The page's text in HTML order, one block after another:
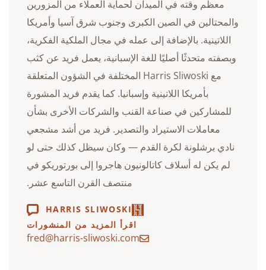
معظم وقته في الميدان لحماية العملاء من المزورين
والمحتالين في الصين الكبرى وجنوب شرق آسيا وأمريكا
اللاتينية. بالإضافة إلى عمله في مجال الملكية الفكرية،
وبصفته متحدثًا أصليًا للغة الإسبانية، يعمل فريد عن كثب
مع Harris Sliwoski المختلفة في الشؤون المتعلقة
بأمريكا اللاتينية وإسبانيا. كما يقدم فريد المشورة
للمشاركين في صناعة القنب والشركات الأخرى بشأن
معاملات الاستيراد والتصدير. فريد من أشد مشجعي
نادي برشلونة لكرة القدم — وكان سيظل كذلك حتى لو
لم يكن له أسلاف كاتالونيون هاجروا إلى بورتوريكو في
منتصف القرن التاسع عشر.
HARRIS SLIWOSKI
اقرأ المزيد من المنشورات
fred@harris-sliwoski.com